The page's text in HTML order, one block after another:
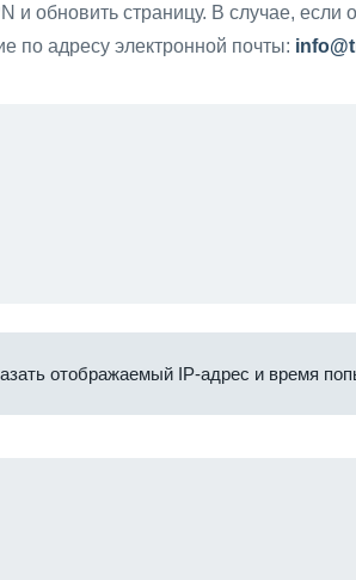
и обновить страницу. В случае, если
по адресу электронной почты:
отображаемый IP-адрес и время